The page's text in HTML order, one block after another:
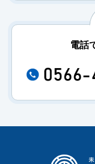
電話